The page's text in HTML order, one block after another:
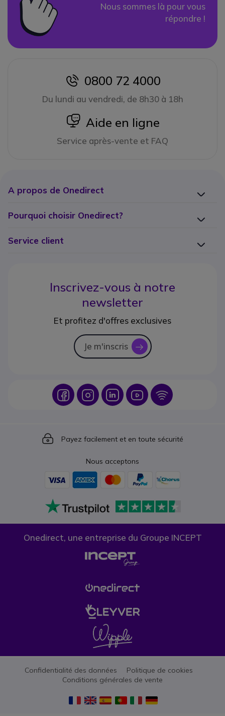
Nous sommes là pour vous
répondre !
icon
0800 72 4000
Du lundi au vendredi, de 8h30 à 18h
icon
Aide en ligne
Service après-vente et FAQ
A propos de Onedirect
Pourquoi choisir Onedirect?
Service client
Inscrivez-vous à notre
newsletter
Et profitez d'offres exclusives
Je m'inscris icon
Icon IconIcon Icon Icon
Icon
Payez facilement et en toute sécurité
Nous acceptons
Onedirect, une entreprise du Groupe INCEPT
Confidentialité des données
Politique de cookies
Conditions générales de vente